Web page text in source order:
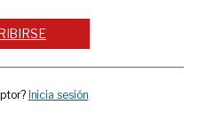
Inicia sesión